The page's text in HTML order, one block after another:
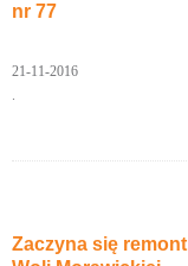
nr 77
21-11-2016
.
Zaczyna się